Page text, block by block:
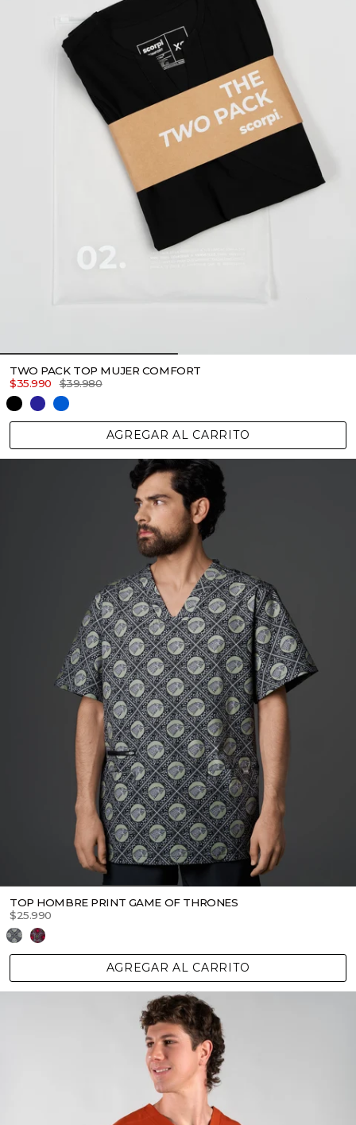
TWO PACK TOP MUJER COMFORT
$35.990
$39.980
AGREGAR AL CARRITO
TOP HOMBRE PRINT GAME OF THRONES
$25.990
AGREGAR AL CARRITO